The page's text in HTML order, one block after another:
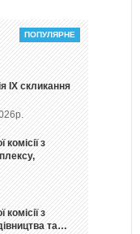
ІХ скликання
з
з
та…